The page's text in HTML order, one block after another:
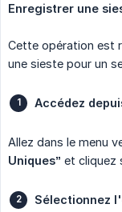
Enregistrer une
Cette opération est
une sieste pour un
Accédez
Allez dans le menu
Uniques” et cliquez
Sélectionnez